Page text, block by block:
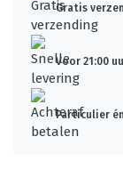
Gratis
Voor 21:00
Particulier